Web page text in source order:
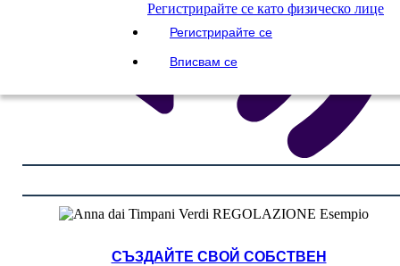
Регистрирайте се като физическо лице
Регистрирайте се
Вписвам се
СЪЗДАЙТЕ СВОЙ СОБСТВЕН